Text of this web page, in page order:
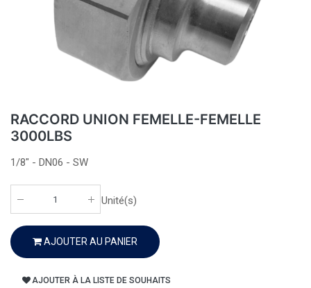
RACCORD UNION FEMELLE-FEMELLE
3000LBS
1/8" - DN06 - SW
Unité(s)
AJOUTER AU PANIER
AJOUTER À LA LISTE DE SOUHAITS